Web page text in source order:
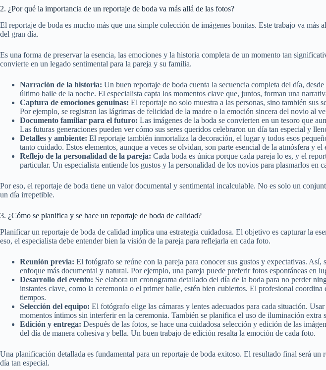
2. ¿Por qué la importancia de un reportaje de boda va más allá de las fotos?
El reportaje de boda es mucho más que una simple colección de imágenes bonitas. Este trabajo va más
del gran día.
Es una forma de preservar la esencia, las emociones y la historia completa de un momento tan
convierte en un legado sentimental para la pareja y su familia.
Narración de la historia: Un buen reportaje de boda cuenta la secuencia completa del día,
último baile de la noche. El especialista capta los momentos clave que, juntos, forman una
Captura de emociones genuinas: El reportaje no solo muestra a las personas, sino también sus
Por ejemplo, se registran las lágrimas de felicidad de la madre o la emoción sincera del novio al
Documento familiar para el futuro: Las imágenes de la boda se convierten en un tesoro que
Las futuras generaciones pueden ver cómo sus seres queridos celebraron un día tan especial y
Detalles y ambiente: El reportaje también inmortaliza la decoración, el lugar y todos esos
tanto cuidado. Estos elementos, aunque a veces se olvidan, son parte esencial de la atmósfera y el
Reflejo de la personalidad de la pareja: Cada boda es única porque cada pareja lo es, y el
particular. Un especialista entiende los gustos y la personalidad de los novios para plasmarlos en
Por eso, el reportaje de boda tiene un valor documental y sentimental incalculable. No es solo un
un día irrepetible.
3. ¿Cómo se planifica y se hace un reportaje de boda de calidad?
Planificar un reportaje de boda de calidad implica una estrategia cuidadosa. El objetivo es capturar la
eso, el especialista debe entender bien la visión de la pareja para reflejarla en cada foto.
Reunión previa: El fotógrafo se reúne con la pareja para conocer sus gustos y expectativas. Así,
enfoque más documental y natural. Por ejemplo, una pareja puede preferir fotos espontáneas en
Desarrollo del evento: Se elabora un cronograma detallado del día de la boda para no perder
instantes clave, como la ceremonia o el primer baile, estén bien cubiertos. El profesional coordina
tiempos.
Selección del equipo: El fotógrafo elige las cámaras y lentes adecuados para cada situación.
momentos íntimos sin interferir en la ceremonia. También se planifica el uso de iluminación extra
Edición y entrega: Después de las fotos, se hace una cuidadosa selección y edición de las
del día de manera cohesiva y bella. Un buen trabajo de edición resalta la emoción de cada foto.
Una planificación detallada es fundamental para un reportaje de boda exitoso. El resultado final será un
día tan especial.